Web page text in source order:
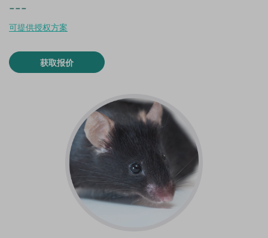
---
可提供授权方案
获取报价